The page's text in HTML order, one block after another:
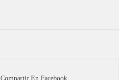
Compartir En Facebook